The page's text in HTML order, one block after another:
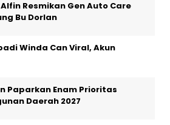
Resmikan Gen Auto Care
Bu Dorlan
Winda Can Viral, Akun
Paparkan Enam Prioritas
Daerah 2027